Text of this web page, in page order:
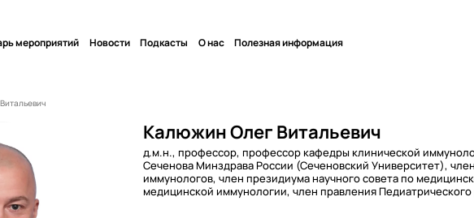
мероприятий Новости Подкасты О нас Полезная информация
Калюжин Олег Витальевич
д.м.н., профессор, профессор кафедры клинической
Сеченова Минздрава России (Сеченовский Университет),
иммунологов, член президиума научного совета по
медицинской иммунологии, член правления